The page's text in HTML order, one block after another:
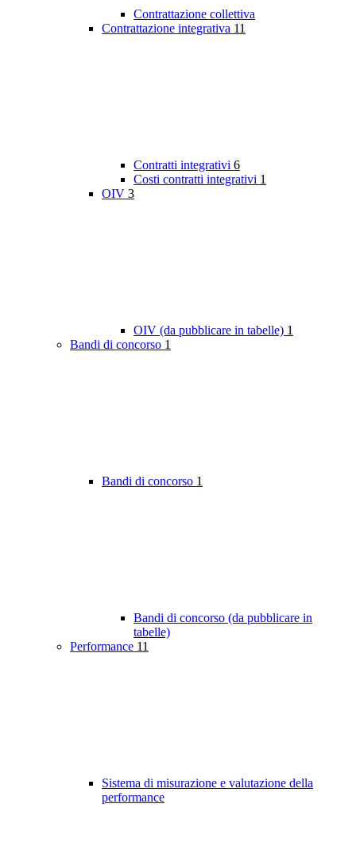
Contrattazione collettiva
Contrattazione integrativa 11
Contratti integrativi 6
Costi contratti integrativi 1
OIV 3
OIV (da pubblicare in tabelle) 1
Bandi di concorso 1
Bandi di concorso 1
Bandi di concorso (da pubblicare in
tabelle)
Performance 11
Sistema di misurazione e valutazione della
performance